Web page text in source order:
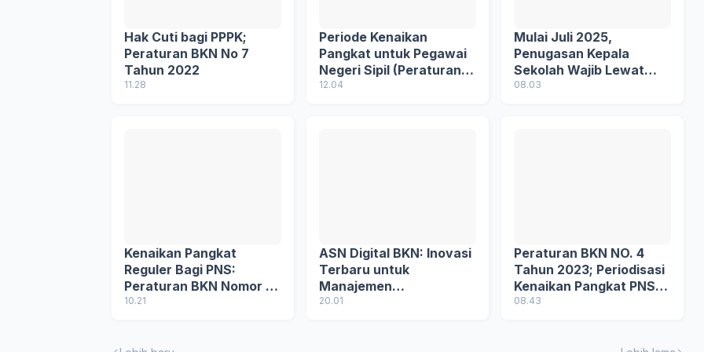
Hak Cuti bagi PPPK;
Peraturan BKN No 7
Tahun 2022
11.28
Periode Kenaikan
Pangkat untuk Pegawai
Negeri Sipil (Peraturan
BKN Nomor 4 tahun
12.04
Mulai Juli 2025,
Penugasan Kepala
Sekolah Wajib Lewat
Sistem Digital
08.03
Kenaikan Pangkat
Reguler Bagi PNS:
Peraturan BKN Nomor 2
Tahun 2025
10.21
ASN Digital BKN: Inovasi
Terbaru untuk
Manajemen
Kepegawaian yang
20.01
Peraturan BKN NO. 4
Tahun 2023; Periodisasi
Kenaikan Pangkat PNS
dan Penjelasannya
08.43